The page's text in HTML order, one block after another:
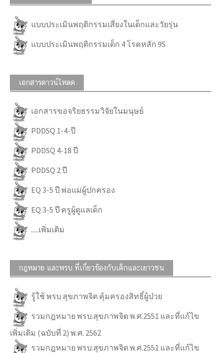
แบบประเมินพฤติกรรมเสี่ยงในเด็กและวัยรุ่น
แบบประเมินพฤติกรรมเด็ก 4 โรคหลัก 9S
เอกสารดาวน์โหลด
เอกสารขอจริยธรรมวิจัยในมนุษย์
PDDSQ 1-4-ปี
PDDSQ 4-18 ปี
PDDSQ 2 ปี
EQ 3-5 ปี พ่อแม่ผู้ปกครอง
EQ 3-5 ปี ครูผู้ดูแลเด็ก
.....เพิ่มเติม
กฎหมาย และพรบ.ที่เกี่ยวข้องกับเด็กและเยาวชน
รู้ใช้ พรบ สุขภาพจิต คุ้มครองสิทธิ์ผู้ป่วย
รวมกฎหมาย พรบ.สุขภาพจิต พ.ศ.2551 และที่แก้ไข
เพิ่มเติม (ฉบับที่ 2) พ.ศ. 2562
รวมกฎหมาย พรบ.สุขภาพจิต พ.ศ.2551 และที่แก้ไข